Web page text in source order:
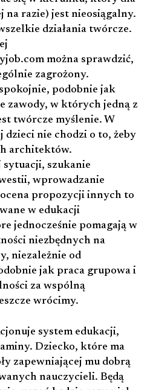
razie) jest nieosiągalny.
działania twórcze.
można sprawdzić,
zagrożony.
podobnie jak
zawody, w których jedną z
twórcze myślenie. W
dzieci nie chodzi o to, żeby
architektów.
szukanie
wprowadzanie
propozycji innych to
w edukacji
jednocześnie pomagają w
niezbędnych na
niezależnie od
jak praca grupowa i
za wspólną
wrócimy.
system edukacji,
Dziecko, które ma
zapewniającej mu dobrą
nauczycieli. Będą